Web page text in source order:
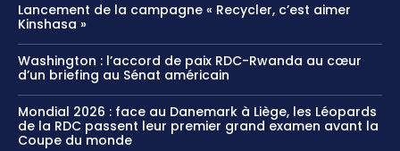
Lancement de la campagne « Recycler, c’est aimer
Kinshasa »
Washington : l’accord de paix RDC-Rwanda au cœur
d’un briefing au Sénat américain
Mondial 2026 : face au Danemark à Liège, les Léopards
de la RDC passent leur premier grand examen avant la
Coupe du monde